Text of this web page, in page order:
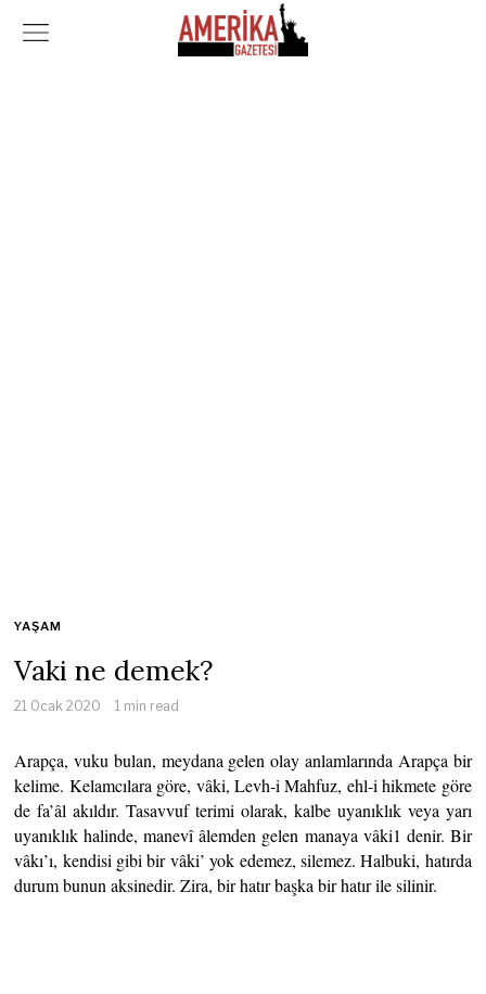
YAŞAM
Vaki ne demek?
21 Ocak 2020 1 min read
Arapça, vuku bulan, meydana gelen olay anlamlarında Arapça bir
kelime. Kelamcılara göre, vâki, Levh-i Mahfuz, ehl-i hikmete göre
de fa’âl akıldır. Tasavvuf terimi olarak, kalbe uyanıklık veya yarı
uyanıklık halinde, manevî âlemden gelen manaya vâki1 denir. Bir
vâkı’ı, kendisi gibi bir vâki’ yok edemez, silemez. Halbuki, hatırda
durum bunun aksinedir. Zira, bir hatır başka bir hatır ile silinir.